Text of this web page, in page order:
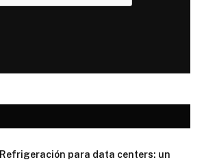
Refrigeración para data centers: un